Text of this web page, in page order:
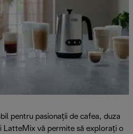
pentru pasionații de cafea, duza
LatteMix vă permite să explorați o